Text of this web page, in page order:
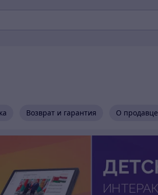
Возврат и гарантия О продавце